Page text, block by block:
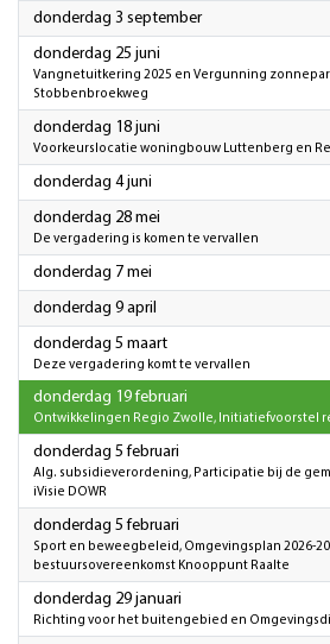
donderdag 3 september2026
donderdag 25 juni
Vangnetuitkering 2025 en Vergunning
Stobbenbroekweg
donderdag 18 juni
Voorkeurslocatie woningbouw Luttenberg en
donderdag 4 juni
donderdag 28 mei
De vergadering is komen te vervallen
donderdag 7 mei
donderdag 9 april
donderdag 5 maart2026
Deze vergadering komt te vervallen
donderdag 19 februari
Ontwikkelingen Regio Zwolle, Initiatiefvoorstel
donderdag 5 februari
Alg. subsidieverordening, Participatie bij de
iVisie DOWR
donderdag 5 februari
Sport en beweegbeleid, Omgevingsplan 2026-
bestuursovereenkomst Knooppunt Raalte
donderdag 29 januari
Richting voor het buitengebied en